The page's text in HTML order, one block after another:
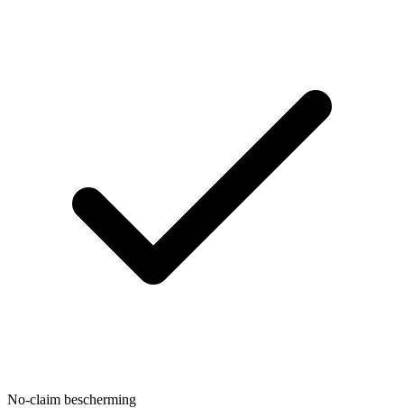
No-claim bescherming